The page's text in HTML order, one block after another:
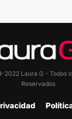
2022 Laura G - Todos
Reservados